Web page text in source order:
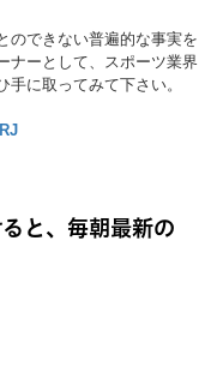
のできない普遍的な事実を
ナーとして、スポーツ業界
に取ってみて下さい。
と、毎朝最新の